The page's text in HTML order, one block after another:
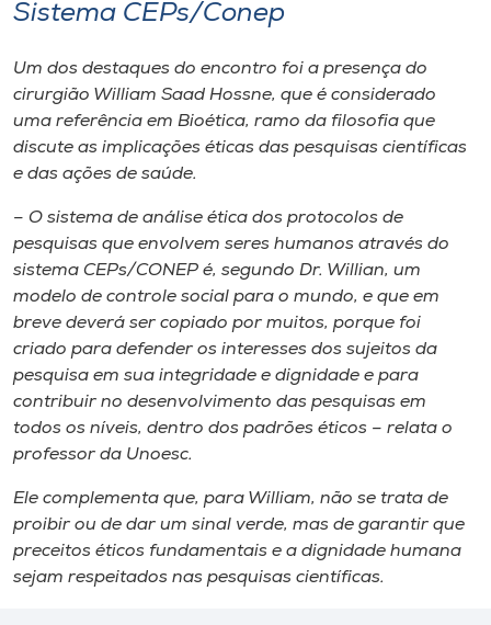
Sistema CEPs/Conep
Um dos destaques do encontro foi a presença do
cirurgião William Saad Hossne, que é considerado
uma referência em Bioética, ramo da filosofia que
discute as implicações éticas das pesquisas científicas
e das ações de saúde.
– O sistema de análise ética dos protocolos de
pesquisas que envolvem seres humanos através do
sistema CEPs/CONEP é, segundo Dr. Willian, um
modelo de controle social para o mundo, e que em
breve deverá ser copiado por muitos, porque foi
criado para defender os interesses dos sujeitos da
pesquisa em sua integridade e dignidade e para
contribuir no desenvolvimento das pesquisas em
todos os níveis, dentro dos padrões éticos – relata o
professor da Unoesc.
Ele complementa que, para William, não se trata de
proibir ou de dar um sinal verde, mas de garantir que
preceitos éticos fundamentais e a dignidade humana
sejam respeitados nas pesquisas científicas.